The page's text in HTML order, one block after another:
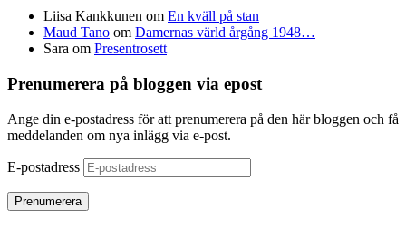
Liisa Kankkunen om En kväll på stan
Maud Tano om Damernas värld årgång 1948…
Sara om Presentrosett
Prenumerera på bloggen via epost
Ange din e-postadress för att prenumerera på den här bloggen och få
meddelanden om nya inlägg via e-post.
E-postadress